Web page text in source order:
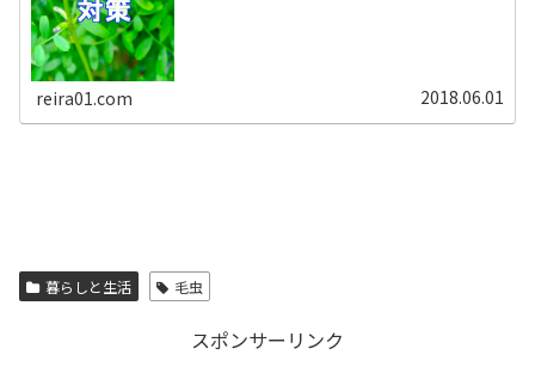
reira01.com 2018.06.01
暮らしと生活 毛虫
スポンサーリンク